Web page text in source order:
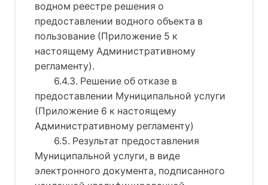
водном реестре решения о
предоставлении водного объекта в
пользование (Приложение 5 к
настоящему Административному
регламенту).
6.4.3. Решение об отказе в
предоставлении Муниципальной услуги
(Приложение 6 к настоящему
Административному регламенту)
6.5. Результат предоставления
Муниципальной услуги, в виде
электронного документа, подписанного